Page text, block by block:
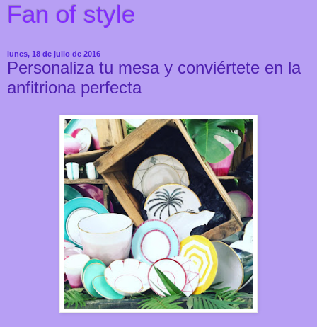
Fan of style
lunes, 18 de julio de 2016
Personaliza tu mesa y conviértete en la
anfitriona perfecta